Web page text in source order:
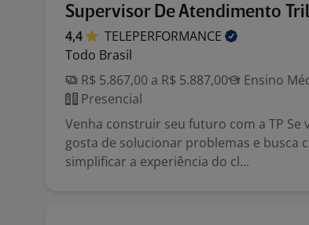
Supervisor De Atendimento
4,4
TELEPERFORMANCE
Todo Brasil
R$ 5.867,00 a R$ 5.887,00
Ensino
Presencial
Venha construir seu futuro com a TP Se
gosta de solucionar problemas e busca
simplificar a experiência do cl...